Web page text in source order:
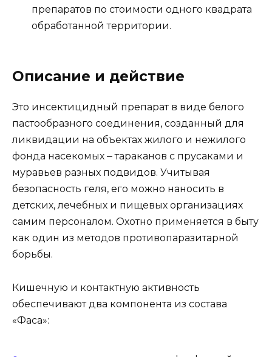
препаратов по стоимости одного квадрата
обработанной территории.
Описание и действие
Это инсектицидный препарат в виде белого
пастообразного соединения, созданный для
ликвидации на объектах жилого и нежилого
фонда насекомых ‒ тараканов с прусаками и
муравьев разных подвидов. Учитывая
безопасность геля, его можно наносить в
детских, лечебных и пищевых организациях
самим персоналом. Охотно применяется в быту
как один из методов противопаразитарной
борьбы.
Кишечную и контактную активность
обеспечивают два компонента из состава
«Фаса»: